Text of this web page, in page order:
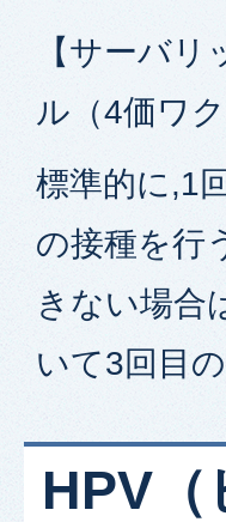
【サーバ
ル（4価ワ
標準的に,1
の接種を行
きない場合
いて3回目
HPV